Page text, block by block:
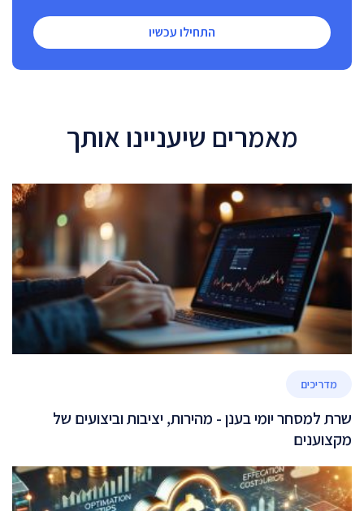
התחילו עכשיו
מאמרים שיעניינו אותך
מדריכים
שרת למסחר יומי בענן - מהירות, יציבות וביצועים של
מקצוענים